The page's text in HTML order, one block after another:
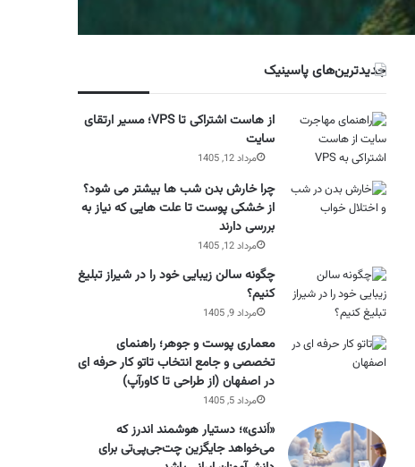
جدیدترین‌های پاسینیک
از هاست اشتراکی تا VPS؛ مسیر ارتقای
سایت
مرداد 12, 1405
چرا خارش بدن شب ها بیشتر می شود؟
از خشکی پوست تا علت هایی که نیاز به
بررسی دارند
مرداد 12, 1405
چگونه سالن زیبایی خود را در شیراز تبلیغ
کنیم؟
مرداد 9, 1405
معماری پوست و جوهر؛ راهنمای
تخصصی و جامع انتخاب تاتو کار حرفه ای
در اصفهان (از طراحی تا کاورآپ)
مرداد 5, 1405
«اَندی»؛ دستیار هوشمند اندرز که
می‌خواهد جایگزین چت‌جی‌پی‌تی برای